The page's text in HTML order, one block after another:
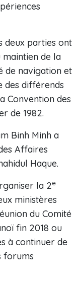
deux parties ont
maintien de la
de navigation et
des différends
Convention des
de 1982.
Binh Minh a
Affaires
Haque.
la 2e
ministères
du Comité
fin 2018 ou
à continuer de
forums